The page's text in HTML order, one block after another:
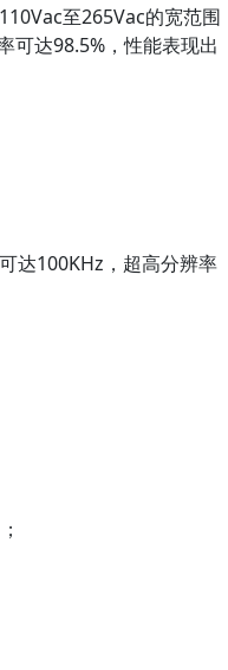
至265Vac的宽范围
可达98.5%，性能表现出
达100KHz，超高分辨率